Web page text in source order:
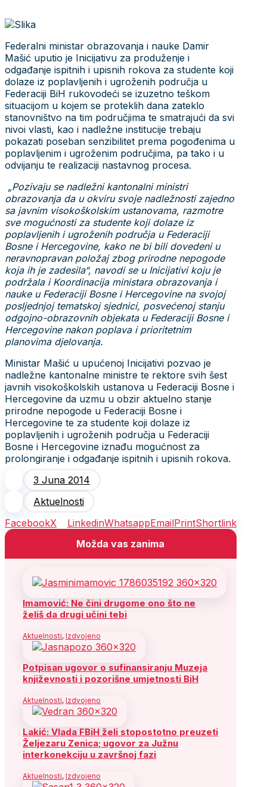
Federalni ministar obrazovanja i nauke Damir
Mašić uputio je Inicijativu za produženje i
odgađanje ispitnih i upisnih rokova za studente koji
dolaze iz poplavljenih i ugroženih područja u
Federaciji BiH rukovodeći se izuzetno teškom
situacijom u kojem se proteklih dana zateklo
stanovništvo na tim područjima te smatrajući da svi
nivoi vlasti, kao i nadležne institucije trebaju
pokazati poseban senzibilitet prema pogođenima u
poplavljenim i ugroženim područjima, pa tako i u
odvijanju te realizaciji nastavnog procesa.
„Pozivaju se nadležni kantonalni ministri
obrazovanja da u okviru svoje nadležnosti zajedno
sa javnim visokoškolskim ustanovama, razmotre
sve mogućnosti za studente koji dolaze iz
poplavljenih i ugroženih područja u Federaciji
Bosne i Hercegovine, kako ne bi bili dovedeni u
neravnopravan položaj zbog prirodne nepogode
koja ih je zadesila“, navodi se u Inicijativi koju je
podržala i Koordinacija ministara obrazovanja i
nauke u Federaciji Bosne i Hercegovine na svojoj
posljednjoj tematskoj sjednici, posvećenoj stanju
odgojno-obrazovnih objekata u Federaciji Bosne i
Hercegovine nakon poplava i prioritetnim
planovima djelovanja.
Ministar Mašić u upućenoj Inicijativi pozvao je
nadležne kantonalne ministre te rektore svih šest
javnih visokoškolskih ustanova u Federaciji Bosne i
Hercegovine da uzmu u obzir aktuelno stanje
prirodne nepogode u Federaciji Bosne i
Hercegovine te za studente koji dolaze iz
poplavljenih i ugroženih područja u Federaciji
Bosne i Hercegovine iznađu mogućnost za
prolongiranje i odgađanje ispitnih i upisnih rokova.
3 Juna 2014
Aktuelnosti
FacebookX LinkedinWhatsappEmailPrintShortlink
Možda vas zanima
Imamović: Ne čini drugome ono što ne
želiš da drugi učini tebi
Aktuelnosti, Izdvojeno
Potpisan ugovor o sufinansiranju Muzeja
književnosti i pozorišne umjetnosti BiH
Aktuelnosti, Izdvojeno
Lakić: Vlada FBiH želi stopostotno preuzeti
Željezaru Zenica; ugovor za Južnu
interkonekciju u završnoj fazi
Aktuelnosti, Izdvojeno